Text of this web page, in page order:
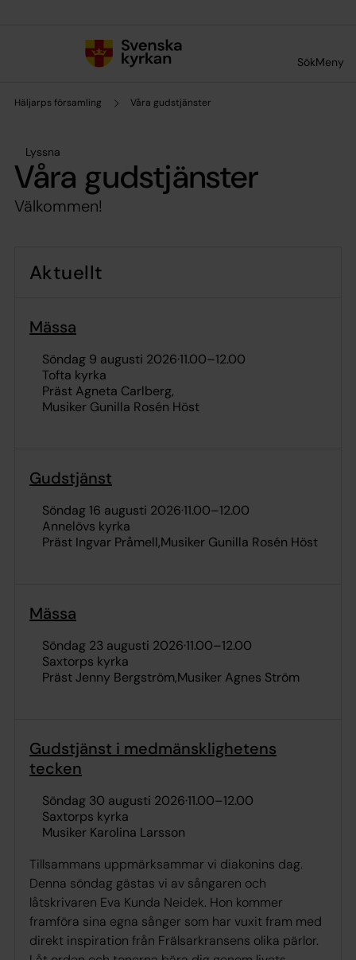
SökMeny
Häljarps församling Våra gudstjänster
Lyssna
Våra gudstjänster
Välkommen!
Aktuellt
Mässa
söndag 9 augusti 2026·11.00–12.00
Tofta kyrka
Präst Agneta Carlberg
Musiker Gunilla Rosén Höst
Gudstjänst
söndag 16 augusti 2026·11.00–12.00
Annelövs kyrka
Präst Ingvar Pråmell Musiker Gunilla Rosén Höst
Mässa
söndag 23 augusti 2026·11.00–12.00
Saxtorps kyrka
Präst Jenny Bergström Musiker Agnes Ström
Gudstjänst i medmänsklighetens
tecken
söndag 30 augusti 2026·11.00–12.00
Saxtorps kyrka
Musiker Karolina Larsson
Tillsammans uppmärksammar vi diakonins dag.
Denna söndag gästas vi av sångaren och
låtskrivaren Eva Kunda Neidek. Hon kommer
framföra sina egna sånger som har vuxit fram med
direkt inspiration från Frälsarkransens olika pärlor.